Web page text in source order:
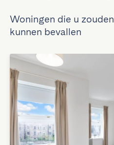
Woningen die u zouden
kunnen bevallen